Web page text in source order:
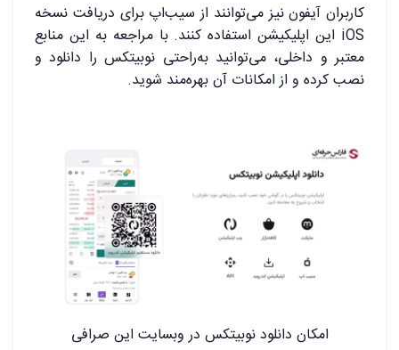
کاربران آیفون نیز می‌توانند از سیب‌اپ برای دریافت نسخه
iOS این اپلیکیشن استفاده کنند. با مراجعه به این منابع
معتبر و داخلی، می‌توانید به‌راحتی نوبیتکس را دانلود و
نصب کرده و از امکانات آن بهره‌مند شوید.
امکان دانلود نوبیتکس در وبسایت این صرافی